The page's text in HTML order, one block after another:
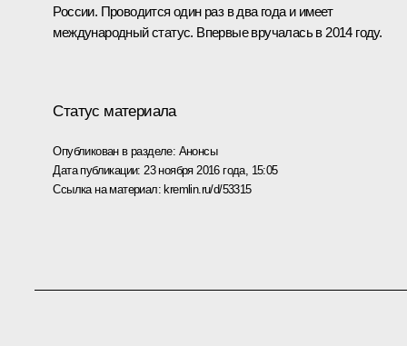
России. Проводится один раз в два года и имеет
международный статус. Впервые вручалась в 2014 году.
Статус материала
Опубликован в разделе: Анонсы
Дата публикации: 23 ноября 2016 года, 15:05
Ссылка на материал: kremlin.ru/d/53315